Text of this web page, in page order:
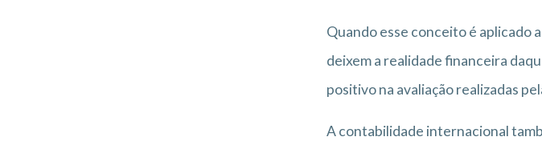
Quando esse conceito é aplicado
deixem a realidade financeira
positivo na avaliação realizadas
A contabilidade internacional